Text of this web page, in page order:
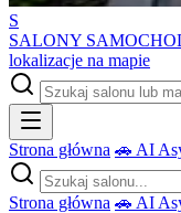
S
SALONY
lokalizacje na mapie
Strona główna 🚗 AI
Strona główna 🚗 AI